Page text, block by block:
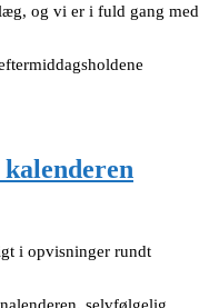
og vi er i fuld gang med
i opvisninger rundt